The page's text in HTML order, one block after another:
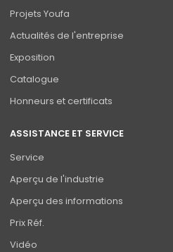
Projets Youfa
Actualités de l'entreprise
Exposition
Catalogue
Honneurs et certificats
ASSISTANCE ET SERVICE
Service
Aperçu de l'industrie
Aperçu des informations
Prix Réf.
Vidéo